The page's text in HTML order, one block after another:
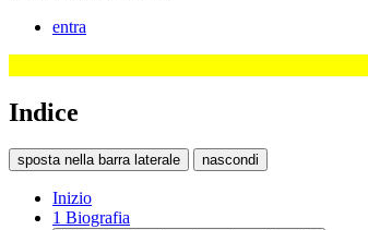
entra
Indice
sposta nella barra laterale nascondi
Inizio
1 Biografia